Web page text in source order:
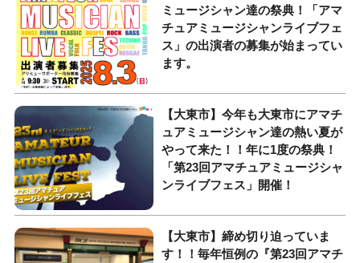
ミュージシャン達の祭典！「アマ
チュアミュージシャンライブフェ
ス」の出演者の募集が始まってい
ます。
【大東市】今年も大東市にアマチ
ュアミュージシャン達の熱い夏が
やって来た！！年に1度の祭典！
「第23回アマチュアミュージシャ
ンライブフェス」開催！
【大東市】締め切り迫っていま
す！！毎年恒例の『第23回アマチ